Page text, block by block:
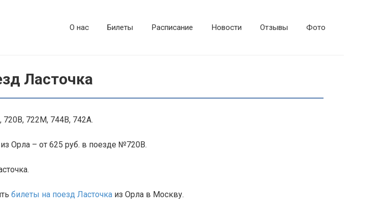
О нас Билеты Расписание Новости Отзывы Фото
Ласточка
722М, 744В, 742А.
Орла – от 625 руб. в поезде №720В.
билеты на поезд Ласточка из Орла в Москву.